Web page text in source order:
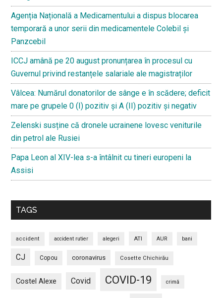
Agenția Națională a Medicamentului a dispus blocarea
temporară a unor serii din medicamentele Colebil și
Panzcebil
ICCJ amână pe 20 august pronunțarea în procesul cu
Guvernul privind restanțele salariale ale magistraților
Vâlcea: Numărul donatorilor de sânge e în scădere; deficit
mare pe grupele 0 (I) pozitiv și A (II) pozitiv și negativ
Zelenski susține că dronele ucrainene lovesc veniturile
din petrol ale Rusiei
Papa Leon al XIV-lea s-a întâlnit cu tineri europeni la
Assisi
TAGS
accident accident rutier alegeri ATI AUR bani
CJ Copou coronavirus Cosette Chichirău
Costel Alexe Covid COVID-19 crimă